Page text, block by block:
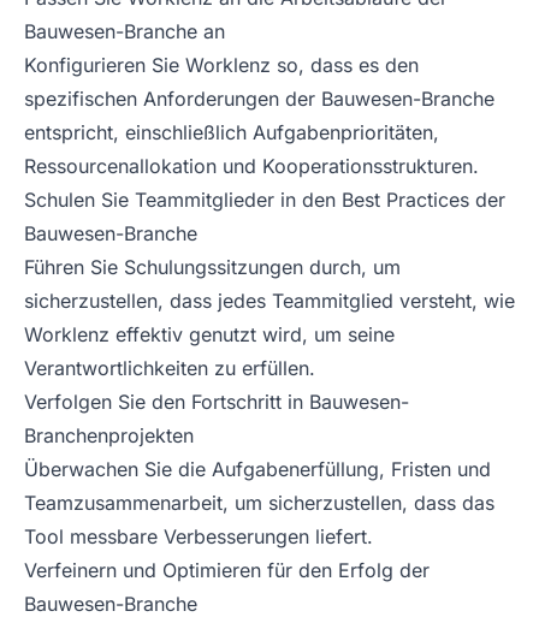
Bauwesen-Branche an
Konfigurieren Sie Worklenz so, dass es den
spezifischen Anforderungen der Bauwesen-Branche
entspricht, einschließlich Aufgabenprioritäten,
Ressourcenallokation und Kooperationsstrukturen.
Schulen Sie Teammitglieder in den Best Practices der
Bauwesen-Branche
Führen Sie Schulungssitzungen durch, um
sicherzustellen, dass jedes Teammitglied versteht, wie
Worklenz effektiv genutzt wird, um seine
Verantwortlichkeiten zu erfüllen.
Verfolgen Sie den Fortschritt in Bauwesen-
Branchenprojekten
Überwachen Sie die Aufgabenerfüllung, Fristen und
Teamzusammenarbeit, um sicherzustellen, dass das
Tool messbare Verbesserungen liefert.
Verfeinern und Optimieren für den Erfolg der
Bauwesen-Branche